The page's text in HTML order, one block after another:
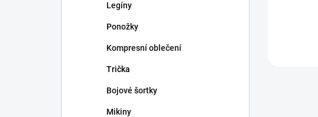
Legíny
Ponožky
Kompresní oblečení
Trička
Bojové šortky
Mikiny